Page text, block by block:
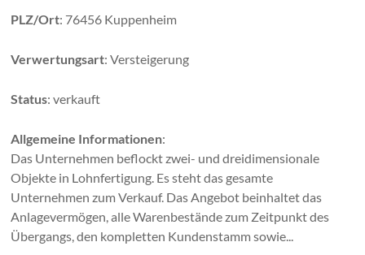
PLZ/Ort: 76456 Kuppenheim
Verwertungsart: Versteigerung
Status: verkauft
Allgemeine Informationen:
Das Unternehmen beflockt zwei- und dreidimensionale
Objekte in Lohnfertigung. Es steht das gesamte
Unternehmen zum Verkauf. Das Angebot beinhaltet das
Anlagevermögen, alle Warenbestände zum Zeitpunkt des
Übergangs, den kompletten Kundenstamm sowie...